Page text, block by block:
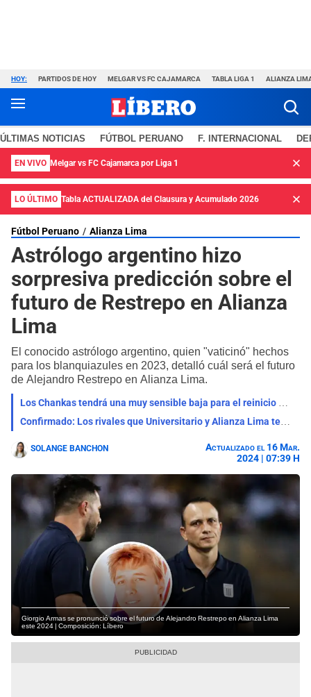
HOY: PARTIDOS DE HOY MELGAR VS FC CAJAMARCA TABLA LIGA 1 ALIANZA
ÚLTIMAS NOTICIAS FÚTBOL PERUANO F. INTERNACIONAL
EN VIVO Melgar vs FC Cajamarca por Liga 1
LO ÚLTIMO Tabla ACTUALIZADA del Clausura y Acumulado 2026
Fútbol Peruano Alianza Lima
Astrólogo argentino hizo
sorpresiva predicción sobre el
futuro de Restrepo en Alianza
Lima
El conocido astrólogo argentino, quien "vaticinó" hechos
para los blanquiazules en 2023, detalló cuál será el futuro
de Alejandro Restrepo en Alianza Lima.
Los Chankas tendrá una muy sensible baja para el reinicio del Apertura ante Alianza Lima
Confirmado: Los rivales que Universitario y Alianza Lima tendrían en la Copa Libertadores 2024
SOLANGE BANCHON
Actualizado el 16 Mar.
2024 | 07:39 H
Giorgio Armas se pronunció sobre el futuro de Alejandro Restrepo en Alianza Lima
este 2024 | Composición: Líbero